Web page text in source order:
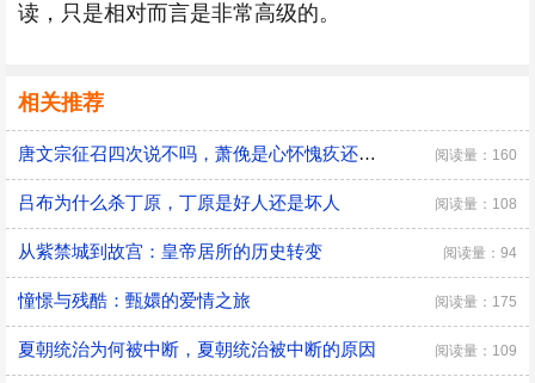
读，只是相对而言是非常高级的。
相关推荐
唐文宗征召四次说不吗，萧俛是心怀愧疚还是居功自傲 阅读量：160
吕布为什么杀丁原，丁原是好人还是坏人 阅读量：108
从紫禁城到故宫：皇帝居所的历史转变 阅读量：94
憧憬与残酷：甄嬛的爱情之旅 阅读量：175
夏朝统治为何被中断，夏朝统治被中断的原因 阅读量：109